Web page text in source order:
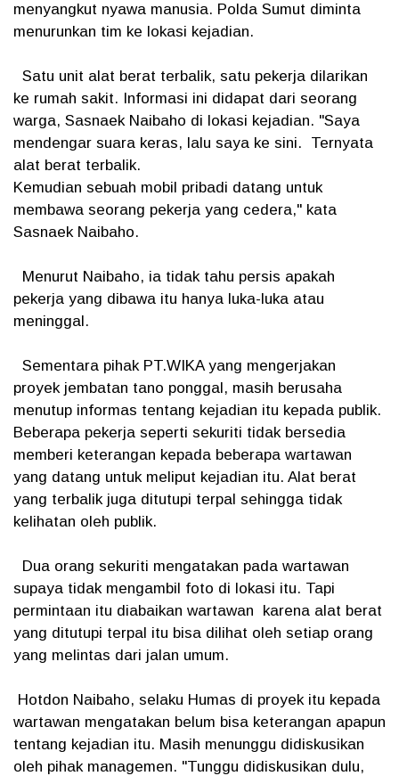
menyangkut nyawa manusia. Polda Sumut diminta
menurunkan tim ke lokasi kejadian.
Satu unit alat berat terbalik, satu pekerja dilarikan
ke rumah sakit. Informasi ini didapat dari seorang
warga, Sasnaek Naibaho di lokasi kejadian. "Saya
mendengar suara keras, lalu saya ke sini. Ternyata
alat berat terbalik.
Kemudian sebuah mobil pribadi datang untuk
membawa seorang pekerja yang cedera," kata
Sasnaek Naibaho.
Menurut Naibaho, ia tidak tahu persis apakah
pekerja yang dibawa itu hanya luka-luka atau
meninggal.
Sementara pihak PT.WIKA yang mengerjakan
proyek jembatan tano ponggal, masih berusaha
menutup informas tentang kejadian itu kepada publik.
Beberapa pekerja seperti sekuriti tidak bersedia
memberi keterangan kepada beberapa wartawan
yang datang untuk meliput kejadian itu. Alat berat
yang terbalik juga ditutupi terpal sehingga tidak
kelihatan oleh publik.
Dua orang sekuriti mengatakan pada wartawan
supaya tidak mengambil foto di lokasi itu. Tapi
permintaan itu diabaikan wartawan karena alat berat
yang ditutupi terpal itu bisa dilihat oleh setiap orang
yang melintas dari jalan umum.
Hotdon Naibaho, selaku Humas di proyek itu kepada
wartawan mengatakan belum bisa keterangan apapun
tentang kejadian itu. Masih menunggu didiskusikan
oleh pihak managemen. "Tunggu didiskusikan dulu,